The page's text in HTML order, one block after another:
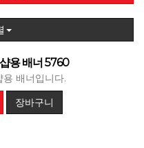
용 배너 5760
용 배너입니다.
장바구니